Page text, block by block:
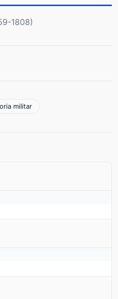
1808)
militar